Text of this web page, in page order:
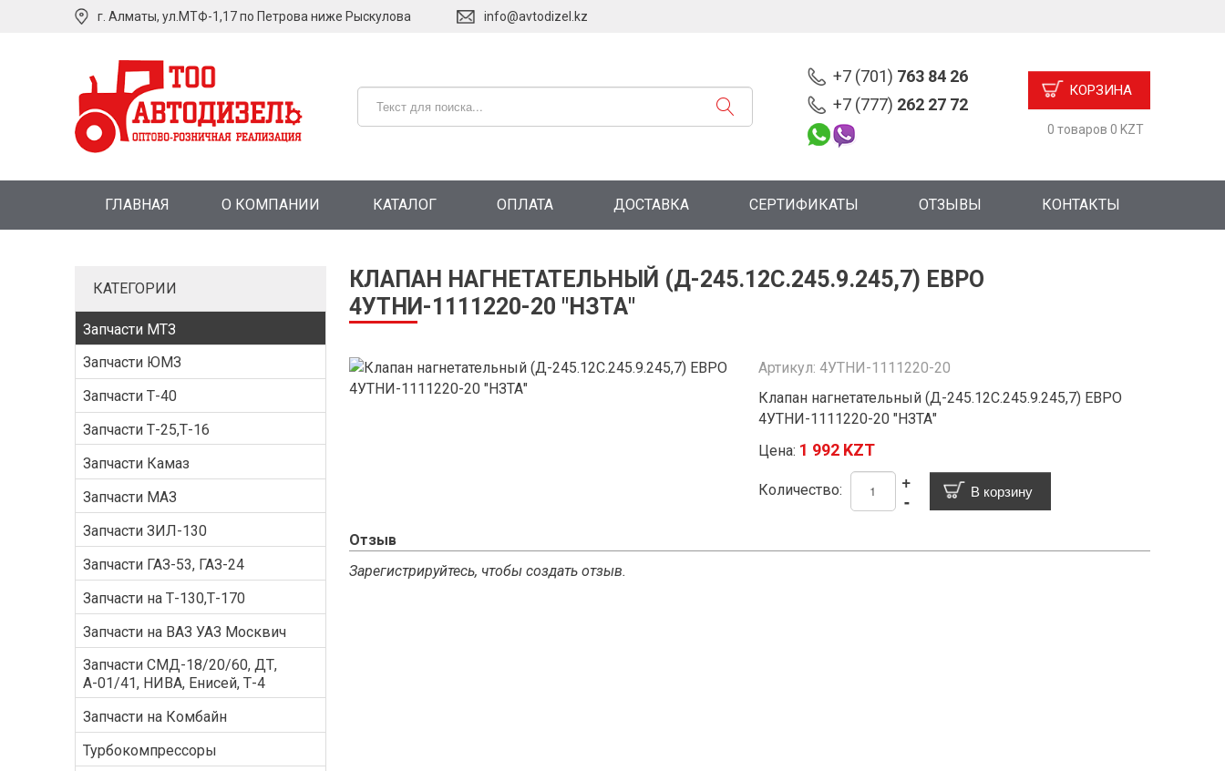
г. Алматы, ул.МТФ-1,17 по Петрова ниже Рыскулова info@avtodizel.kz
+7 (701) 763 84 26
+7 (777) 262 27 72
КОРЗИНА
0 товаров 0 KZT
ГЛАВНАЯ О КОМПАНИИ КАТАЛОГ ОПЛАТА ДОСТАВКА СЕРТИФИКАТЫ ОТЗЫВЫ КОНТАКТЫ
КАТЕГОРИИ
Запчасти МТЗ
Запчасти ЮМЗ
Запчасти Т-40
Запчасти Т-25,Т-16
Запчасти Камаз
Запчасти МАЗ
Запчасти ЗИЛ-130
Запчасти ГАЗ-53, ГАЗ-24
Запчасти на Т-130,Т-170
Запчасти на ВАЗ УАЗ Москвич
Запчасти СМД-18/20/60, ДТ,
А-01/41, НИВА, Енисей, Т-4
Запчасти на Комбайн
Турбокомпрессоры
КЛАПАН НАГНЕТАТЕЛЬНЫЙ (Д-245.12С.245.9.245,7) ЕВРО
4УТНИ-1111220-20 "НЗТА"
Артикул: 4УТНИ-1111220-20
Клапан нагнетательный (Д-245.12С.245.9.245,7) ЕВРО
4УТНИ-1111220-20 "НЗТА"
Цена: 1 992 KZT
Количество: -
+
Отзыв
Зарегистрируйтесь, чтобы создать отзыв.